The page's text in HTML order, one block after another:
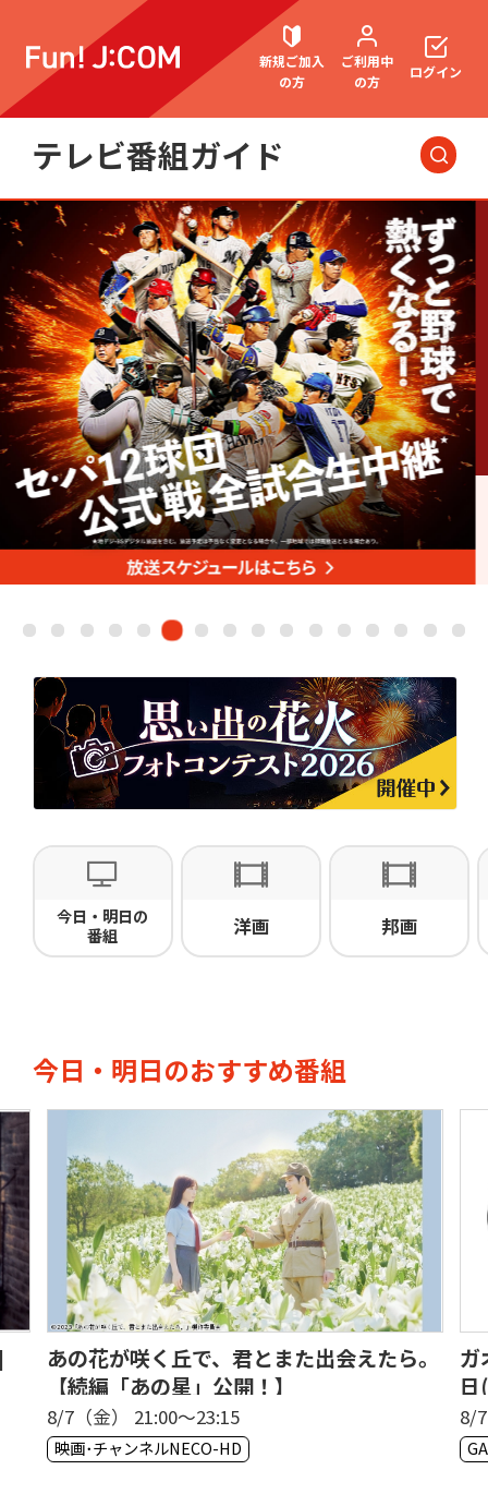
新規ご加入
の方
ご利用中
の方
契約内容確認・変更
お困りごと解決・よくあるご質問
ウェブメール マガジン
ログイン
テレビ番組ガイド
今日・明日の番組 洋画
邦画 海外ドラマ
国内ドラマ アジアドラマ
スポーツ アニメ・キッズ
音楽 エンタメ・バラエティ
ドキュメンタリー・ホビー ネット動画
今日・明日の
番組
洋画 邦画
今日・明日のおすすめ番組
あの花が咲く丘で、君とまた出会えたら。
【続編「あの星」公開！】
8/7（金） 21:00〜23:15
映画･チャンネルNECO-HD
ガ
8/